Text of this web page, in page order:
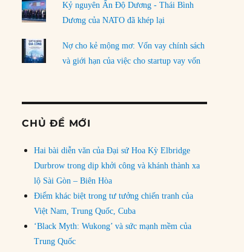
Kỷ nguyên Ấn Độ Dương - Thái Bình
Dương của NATO đã khép lại
Nợ cho kẻ mộng mơ: Vốn vay chính sách
và giới hạn của việc cho startup vay vốn
CHỦ ĐỀ MỚI
Hai bài diễn văn của Đại sứ Hoa Kỳ Elbridge
Durbrow trong dịp khởi công và khánh thành xa
lộ Sài Gòn – Biên Hòa
Điểm khác biệt trong tư tưởng chiến tranh của
Việt Nam, Trung Quốc, Cuba
‘Black Myth: Wukong’ và sức mạnh mềm của
Trung Quốc